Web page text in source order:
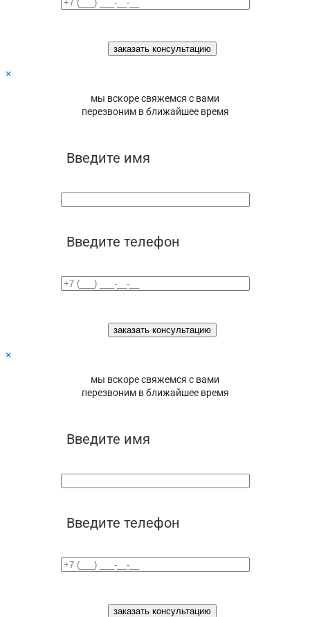
×
мы вскоре свяжемся с вами
перезвоним в ближайшее время
Введите имя
Введите телефон
×
мы вскоре свяжемся с вами
перезвоним в ближайшее время
Введите имя
Введите телефон